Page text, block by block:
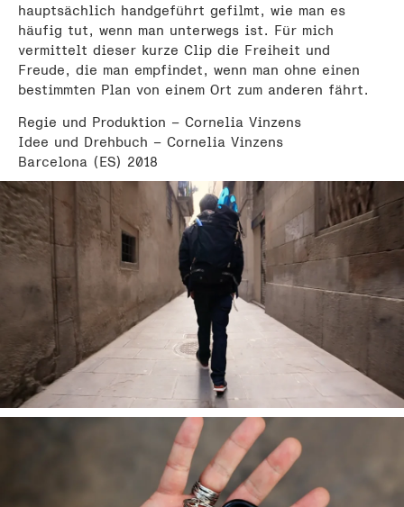
hauptsächlich handgeführt gefilmt, wie man es
häufig tut, wenn man unterwegs ist. Für mich
vermittelt dieser kurze Clip die Freiheit und
Freude, die man empfindet, wenn man ohne einen
bestimmten Plan von einem Ort zum anderen fährt.
Regie und Produktion – Cornelia Vinzens
Idee und Drehbuch – Cornelia Vinzens
Barcelona (ES) 2018